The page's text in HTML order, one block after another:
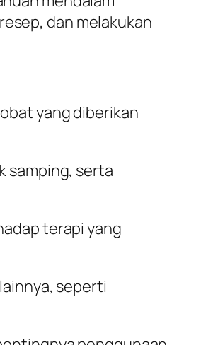
dan melakukan
yang diberikan
samping, serta
terapi yang
seperti